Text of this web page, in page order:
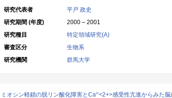
研究代表者
平戸 政史
研究期間 (年度)
2000 – 2001
研究種目
特定領域研究(A)
審査区分
生物系
研究機関
群馬大学
ミオシン軽鎖の脱リン酸化障害とCa^<2+>感受性亢進からみた